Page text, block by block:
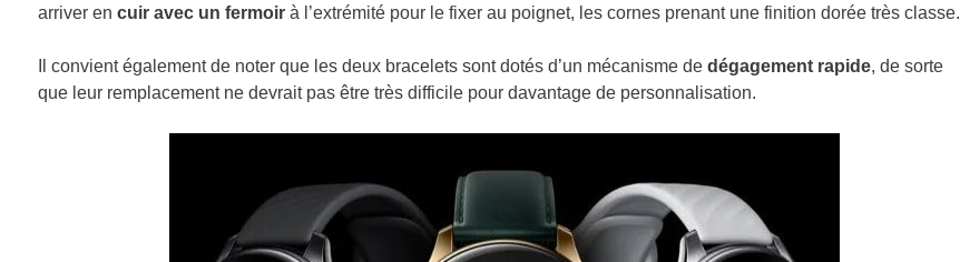
arriver en cuir avec un fermoirà l’extrémité pour le fixer au poignet, les cornes prenant une finition dorée très classe.
Il convient également de noter que les deux bracelets sont dotés d’un mécanisme de dégagement rapide, de sorte
que leur remplacement ne devrait pas être très difficile pour davantage de personnalisation.